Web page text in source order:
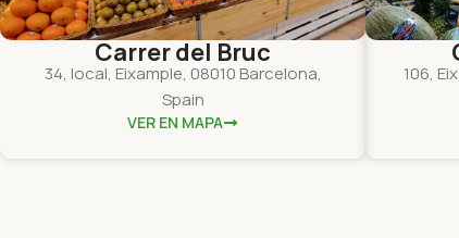
Carrer del Bruc
34, local, Eixample, 08010 Barcelona,
Spain
VER EN MAPA
106,